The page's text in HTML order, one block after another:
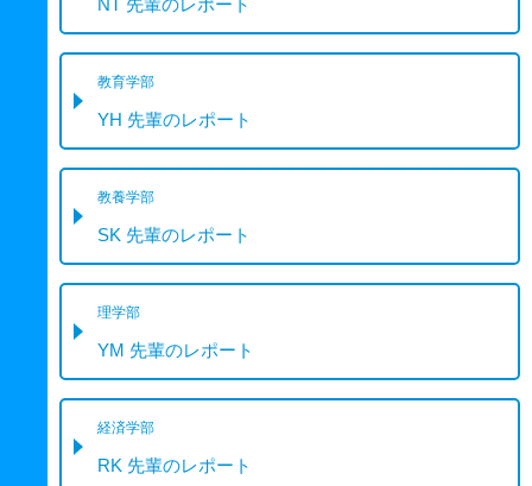
NT 先輩のレポート
教育学部
YH 先輩のレポート
教養学部
SK 先輩のレポート
理学部
YM 先輩のレポート
経済学部
RK 先輩のレポート